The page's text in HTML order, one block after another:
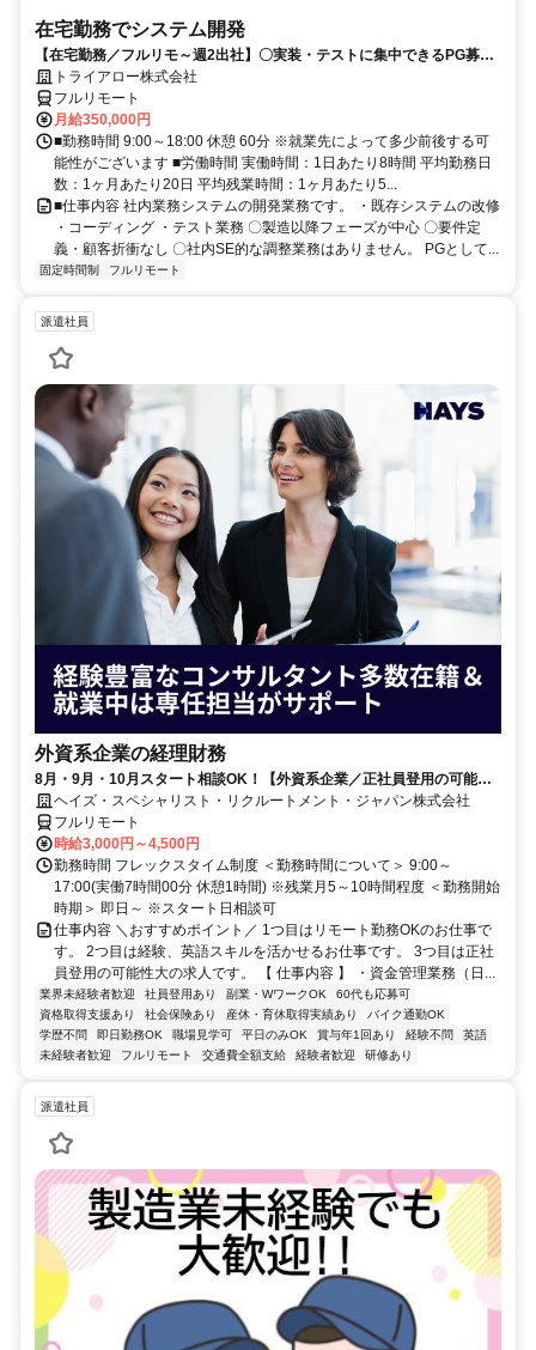
在宅勤務でシステム開発
【在宅勤務／フルリモ～週2出社】〇実装・テストに集中できるPG募集
〇業務用端末貸与あり
トライアロー株式会社
フルリモート
月給350,000円
■勤務時間 9:00～18:00 休憩 60分 ※就業先によって多少前後する可
能性がございます ■労働時間 実働時間：1日あたり8時間 平均勤務日
数：1ヶ月あたり20日 平均残業時間：1ヶ月あたり5...
■仕事内容 社内業務システムの開発業務です。 ・既存システムの改修
・コーディング ・テスト業務 〇製造以降フェーズが中心 〇要件定
義・顧客折衝なし 〇社内SE的な調整業務はありません。 PGとして...
固定時間制 フルリモート
派遣社員
外資系企業の経理財務
8月・9月・10月スタート相談OK！【外資系企業／正社員登用の可能性
大／700万～800万／リモート勤務OK】経理財務
ヘイズ・スペシャリスト・リクルートメント・ジャパン株式会社
フルリモート
時給3,000円～4,500円
勤務時間 フレックスタイム制度 ＜勤務時間について＞ 9:00～
17:00(実働7時間00分 休憩1時間) ※残業月5～10時間程度 ＜勤務開始
時期＞ 即日～ ※スタート日相談可
仕事内容 ＼おすすめポイント／ 1つ目はリモート勤務OKのお仕事で
す。 2つ目は経験、英語スキルを活かせるお仕事です。 3つ目は正社
員登用の可能性大の求人です。 【 仕事内容 】 ・資金管理業務（日...
業界未経験者歓迎 社員登用あり 副業・WワークOK
60代も応募可
資格取得支援あり
社会保険あり 産休・育休取得実績あり
バイク通勤OK
学歴不問
即日勤務OK 職場見学可 平日のみOK 賞与年1回あり 経験不問
英語
未経験者歓迎
フルリモート 交通費全額支給 経験者歓迎 研修あり
派遣社員